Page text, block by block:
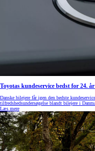
Toyotas kundeservice bedst for 24.
Danske bilejere får igen den bedste
tilfredshedsundersøgelse blandt bilejere i
Læs mere